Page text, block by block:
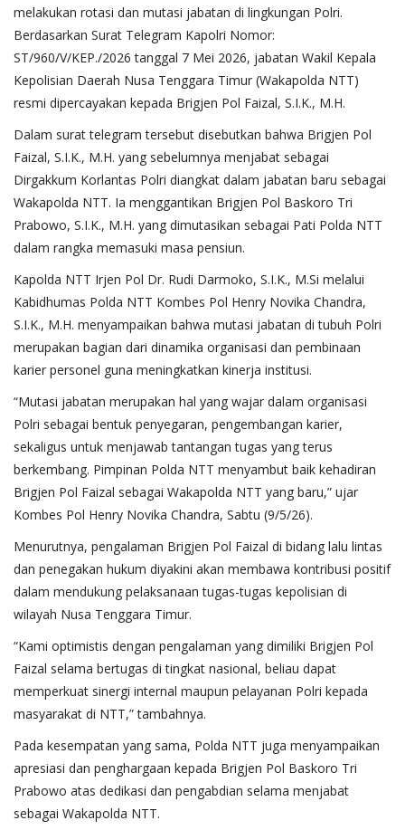
melakukan rotasi dan mutasi jabatan di lingkungan Polri.
Berdasarkan Surat Telegram Kapolri Nomor:
ST/960/V/KEP./2026 tanggal 7 Mei 2026, jabatan Wakil Kepala
Kepolisian Daerah Nusa Tenggara Timur (Wakapolda NTT)
resmi dipercayakan kepada Brigjen Pol Faizal, S.I.K., M.H.
Dalam surat telegram tersebut disebutkan bahwa Brigjen Pol
Faizal, S.I.K., M.H. yang sebelumnya menjabat sebagai
Dirgakkum Korlantas Polri diangkat dalam jabatan baru sebagai
Wakapolda NTT. Ia menggantikan Brigjen Pol Baskoro Tri
Prabowo, S.I.K., M.H. yang dimutasikan sebagai Pati Polda NTT
dalam rangka memasuki masa pensiun.
Kapolda NTT Irjen Pol Dr. Rudi Darmoko, S.I.K., M.Si melalui
Kabidhumas Polda NTT Kombes Pol Henry Novika Chandra,
S.I.K., M.H. menyampaikan bahwa mutasi jabatan di tubuh Polri
merupakan bagian dari dinamika organisasi dan pembinaan
karier personel guna meningkatkan kinerja institusi.
“Mutasi jabatan merupakan hal yang wajar dalam organisasi
Polri sebagai bentuk penyegaran, pengembangan karier,
sekaligus untuk menjawab tantangan tugas yang terus
berkembang. Pimpinan Polda NTT menyambut baik kehadiran
Brigjen Pol Faizal sebagai Wakapolda NTT yang baru,” ujar
Kombes Pol Henry Novika Chandra, Sabtu (9/5/26).
Menurutnya, pengalaman Brigjen Pol Faizal di bidang lalu lintas
dan penegakan hukum diyakini akan membawa kontribusi positif
dalam mendukung pelaksanaan tugas-tugas kepolisian di
wilayah Nusa Tenggara Timur.
“Kami optimistis dengan pengalaman yang dimiliki Brigjen Pol
Faizal selama bertugas di tingkat nasional, beliau dapat
memperkuat sinergi internal maupun pelayanan Polri kepada
masyarakat di NTT,” tambahnya.
Pada kesempatan yang sama, Polda NTT juga menyampaikan
apresiasi dan penghargaan kepada Brigjen Pol Baskoro Tri
Prabowo atas dedikasi dan pengabdian selama menjabat
sebagai Wakapolda NTT.